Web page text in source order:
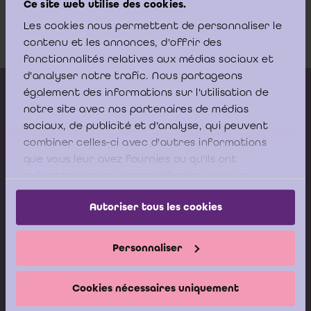
Ce site web utilise des cookies.
Les cookies nous permettent de personnaliser le
contenu et les annonces, d'offrir des
fonctionnalités relatives aux médias sociaux et
d'analyser notre trafic. Nous partageons
également des informations sur l'utilisation de
notre site avec nos partenaires de médias
sociaux, de publicité et d'analyse, qui peuvent
combiner celles-ci avec d'autres informations
que vous leur avez fournies ou qu'ils ont
services.
Autoriser tous les cookies
Personnaliser
Cookies nécessaires uniquement
Download
Kalender vorming
Modeldocumenten
Stel nu uw vraag aan de
Helpdesk van het ICCI
Ik stel mijn vraag